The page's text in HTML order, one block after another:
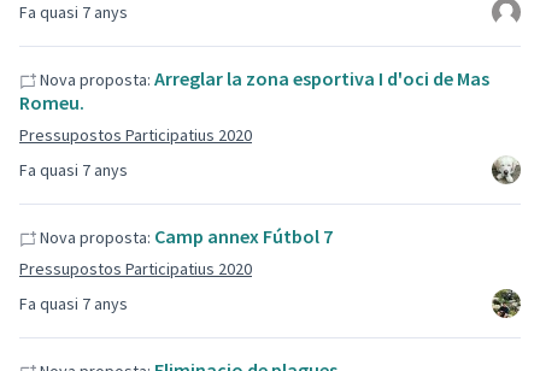
Fa quasi 7 anys
Fa quasi 7 anys
Nova proposta: Arreglar la zona esportiva I d'oci de Mas
Romeu.
Pressupostos Participatius 2020
Fa quasi 7 anys
Nova proposta: Camp annex Fútbol 7
Pressupostos Participatius 2020